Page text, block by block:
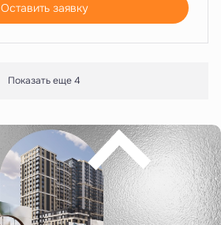
Оставить заявку
Показать еще 4